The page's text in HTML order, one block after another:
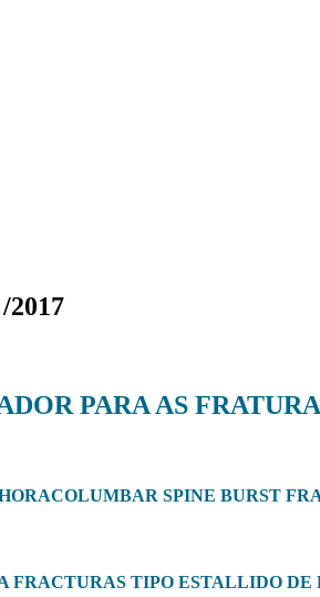
2017
PARA AS
SPINE BURST
FRACTURAS TIPO ESTALLIDO